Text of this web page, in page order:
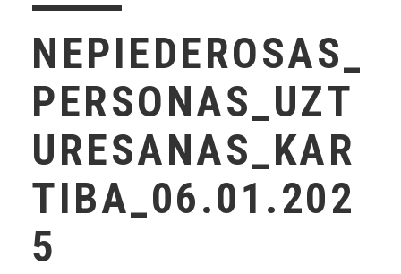
NEPIEDEROSAS_
PERSONAS_UZT
URESANAS_KAR
TIBA_06.01.202
5